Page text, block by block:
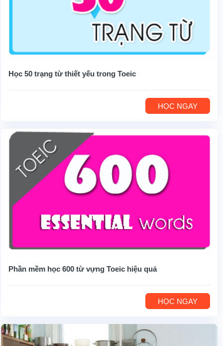
Học 50 trạng từ thiết yếu trong Toeic
HỌC NGAY
Phần mềm học 600 từ vựng Toeic hiệu quả
HỌC NGAY